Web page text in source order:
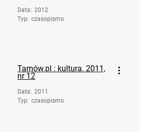
Data: 2012
Typ: czasopismo
Tarnów.pl : kultura. 2011,
nr 12
Data: 2011
Typ: czasopismo